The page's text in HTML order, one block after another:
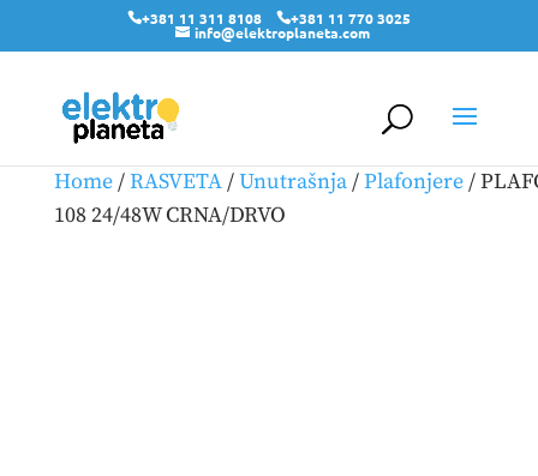
+381 11 311 8108 +381 11 770 3025
info@elektroplaneta.com
Home/RASVETA/Unutrašnja/Plafonjere/
108 24/48W CRNA/DRVO